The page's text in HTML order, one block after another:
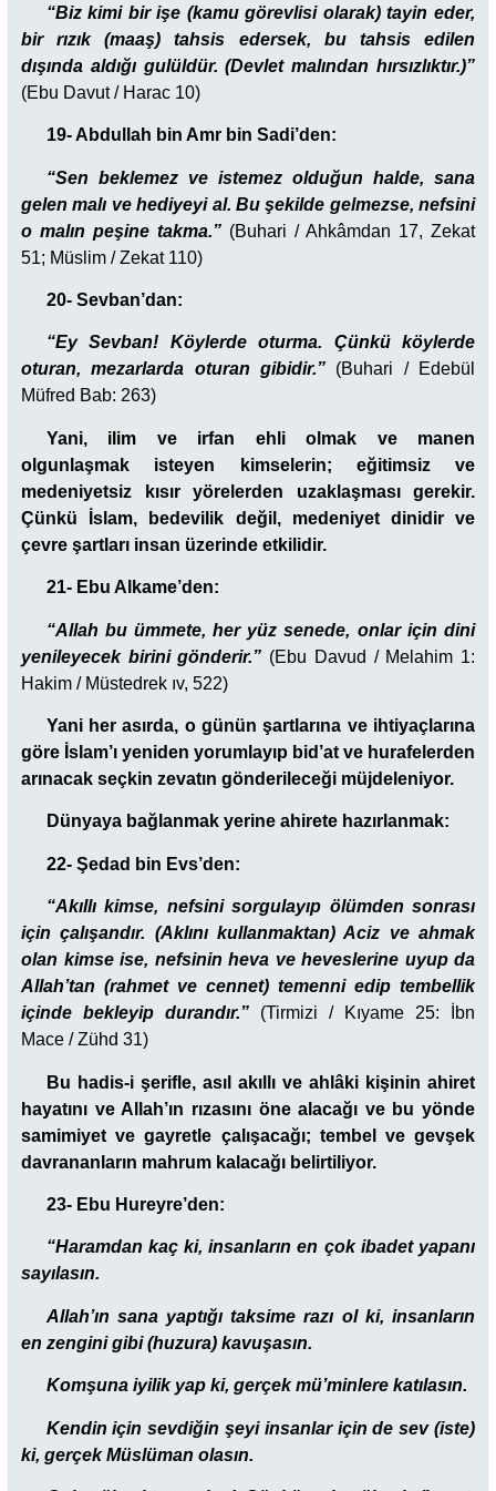
“Biz kimi bir işe (kamu görevlisi olarak) tayin eder,
bir rızık (maaş) tahsis edersek, bu tahsis edilen
dışında aldığı gulüldür. (Devlet malından hırsızlıktır.)”
(Ebu Davut / Harac 10)
19- Abdullah bin Amr bin Sadi’den:
“Sen beklemez ve istemez olduğun halde, sana
gelen malı ve hediyeyi al. Bu şekilde gelmezse, nefsini
o malın peşine takma.” (Buhari / Ahkâmdan 17, Zekat
51; Müslim / Zekat 110)
20- Sevban’dan:
“Ey Sevban! Köylerde oturma. Çünkü köylerde
oturan, mezarlarda oturan gibidir.” (Buhari / Edebül
Müfred Bab: 263)
Yani, ilim ve irfan ehli olmak ve manen
olgunlaşmak isteyen kimselerin; eğitimsiz ve
medeniyetsiz kısır yörelerden uzaklaşması gerekir.
Çünkü İslam, bedevilik değil, medeniyet dinidir ve
çevre şartları insan üzerinde etkilidir.
21- Ebu Alkame’den:
“Allah bu ümmete, her yüz senede, onlar için dini
yenileyecek birini gönderir.” (Ebu Davud / Melahim 1:
Hakim / Müstedrek ıv, 522)
Yani her asırda, o günün şartlarına ve ihtiyaçlarına
göre İslam’ı yeniden yorumlayıp bid’at ve hurafelerden
arınacak seçkin zevatın gönderileceği müjdeleniyor.
Dünyaya bağlanmak yerine ahirete hazırlanmak:
22- Şedad bin Evs’den:
“Akıllı kimse, nefsini sorgulayıp ölümden sonrası
için çalışandır. (Aklını kullanmaktan) Aciz ve ahmak
olan kimse ise, nefsinin heva ve heveslerine uyup da
Allah’tan (rahmet ve cennet) temenni edip tembellik
içinde bekleyip durandır.” (Tirmizi / Kıyame 25: İbn
Mace / Zühd 31)
Bu hadis-i şerifle, asıl akıllı ve ahlâki kişinin ahiret
hayatını ve Allah’ın rızasını öne alacağı ve bu yönde
samimiyet ve gayretle çalışacağı; tembel ve gevşek
davrananların mahrum kalacağı belirtiliyor.
23- Ebu Hureyre’den:
“Haramdan kaç ki, insanların en çok ibadet yapanı
sayılasın.
Allah’ın sana yaptığı taksime razı ol ki, insanların
en zengini gibi (huzura) kavuşasın.
Komşuna iyilik yap ki, gerçek mü’minlere katılasın.
Kendin için sevdiğin şeyi insanlar için de sev (iste)
ki, gerçek Müslüman olasın.